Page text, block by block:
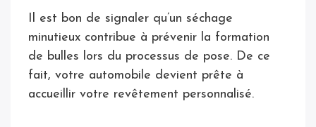
Il est bon de signaler qu’un séchage
minutieux contribue à prévenir la formation
de bulles lors du processus de pose. De ce
fait, votre automobile devient prête à
accueillir votre revêtement personnalisé.